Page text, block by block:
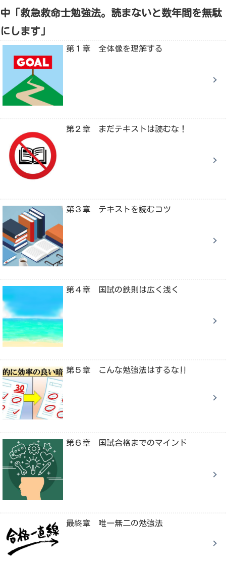
中「救急救命士勉強法。読まないと数年間を無駄
にします」
第１章 全体像を理解する
第２章 まだテキストは読むな！
第３章 テキストを読むコツ
第４章 国試の鉄則は広く浅く
第５章 こんな勉強法はするな‼
第６章 国試合格までのマインド
最終章 唯一無二の勉強法